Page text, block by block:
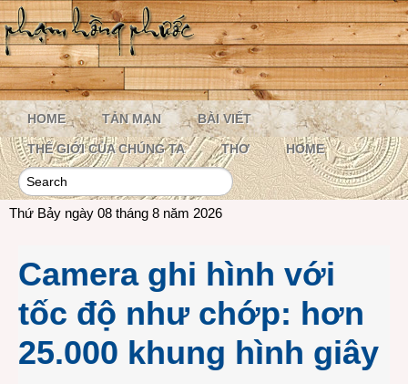
HOME TẢN MẠN BÀI VIẾT
THẾ GIỚI CỦA CHÚNG TA THƠ HOME
Thứ Bảy ngày 08 tháng 8 năm 2026
Camera ghi hình với
tốc độ như chớp: hơn
25.000 khung hình giây